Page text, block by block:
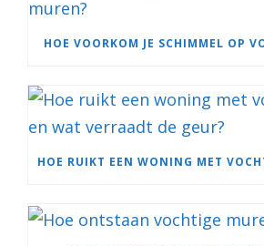
HOE VOORKOM JE SCHIMMEL OP